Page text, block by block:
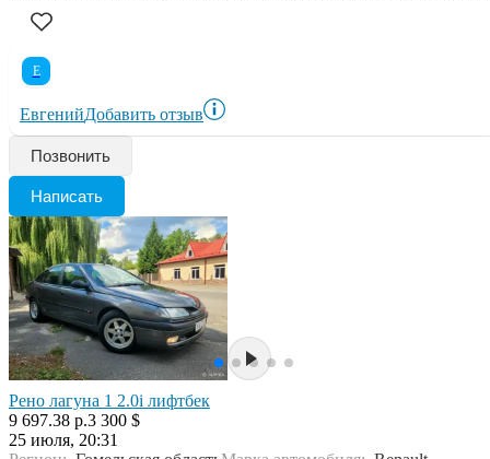
Е
ЕвгенийДобавить отзыв
Позвонить
Написать
Рено лагуна 1 2.0i лифтбек
9 697.38 р.3 300 $
25 июля, 20:31